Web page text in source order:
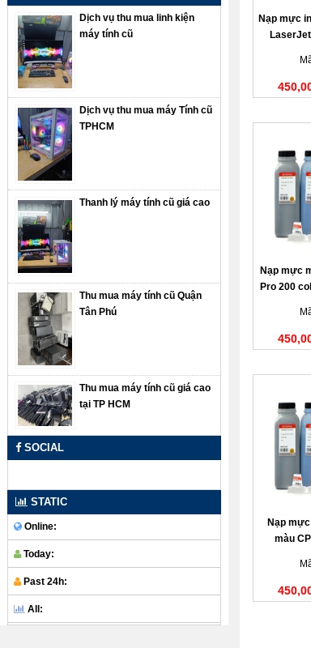
Nạp mực
Nạp mực
Pro 200
Nạp
màu
Dịch vụ thu mua linh kiện
máy tính cũ
Dịch vụ thu mua máy Tính cũ
TPHCM
Thanh lý máy tính cũ giá cao
Thu mua máy tính cũ Quận
Tân Phú
Thu mua máy tính cũ giá cao
tại TP HCM
SOCIAL
STATIC
Online:
Today:
Past 24h:
All: